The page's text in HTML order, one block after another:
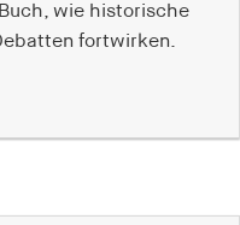
wie historische
fortwirken.